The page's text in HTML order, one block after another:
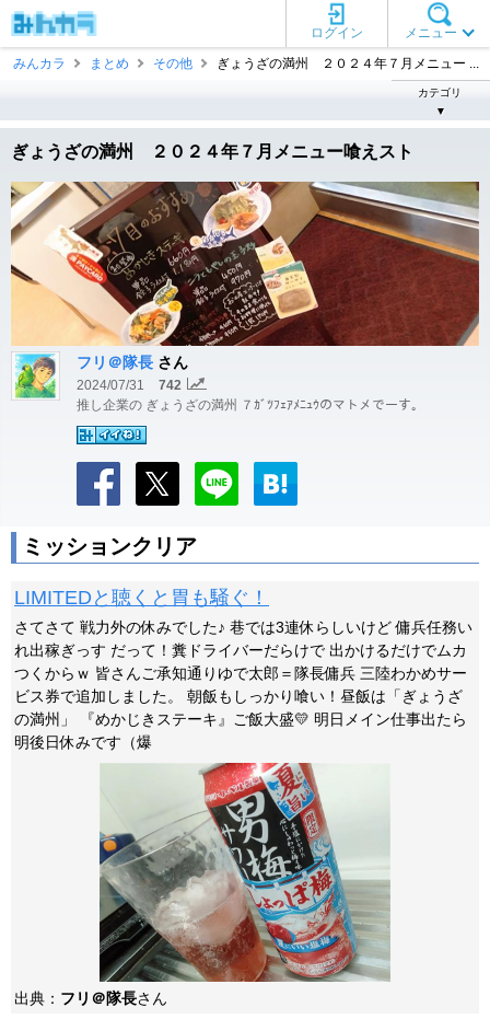
メニュー
ログイン
みんカラ
まとめ その他 ぎょうざの満州 ２０２４年７月メニュー ...
カテゴリ
▼
ぎょうざの満州 ２０２４年７月メニュー喰えスト
フリ＠隊長 さん
2024/07/31
742
推し企業の ぎょうざの満州 ７ｶﾞﾂﾌｪｱﾒﾆｭｳのマトメでーす。
ミッションクリア
LIMITEDと聴くと胃も騒ぐ！
さてさて 戦力外の休みでした♪ 巷では3連休らしいけど 傭兵任務い
れ出稼ぎっす だって！糞ドライバーだらけで 出かけるだけでムカ
つくからｗ 皆さんご承知通りゆで太郎＝隊長傭兵 三陸わかめサー
ビス券で追加しました。 朝飯もしっかり喰い！昼飯は「ぎょうざ
の満州」 『めかじきステーキ』ご飯大盛💛 明日メイン仕事出たら
明後日休みです（爆
出典： フリ＠隊長さん